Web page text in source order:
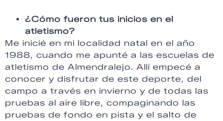
¿Cómo fueron tus inicios en el
atletismo?
Me inicié en mi localidad natal en el año
1988, cuando me apunté a las escuelas de
atletismo de Almendralejo. Allí empecé a
conocer y disfrutar de este deporte, del
campo a través en invierno y de todas las
pruebas al aire libre, compaginando las
pruebas de fondo en pista y el salto de